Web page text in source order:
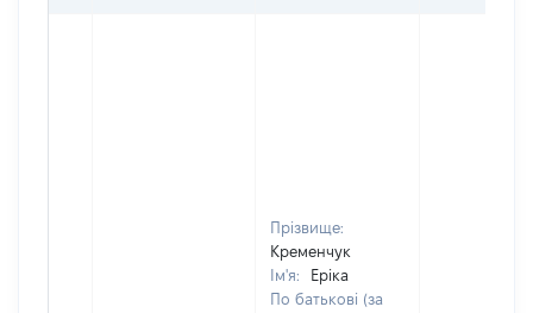
Прізвище:
Кременчук
Ім'я:
Еріка
По батькові (за